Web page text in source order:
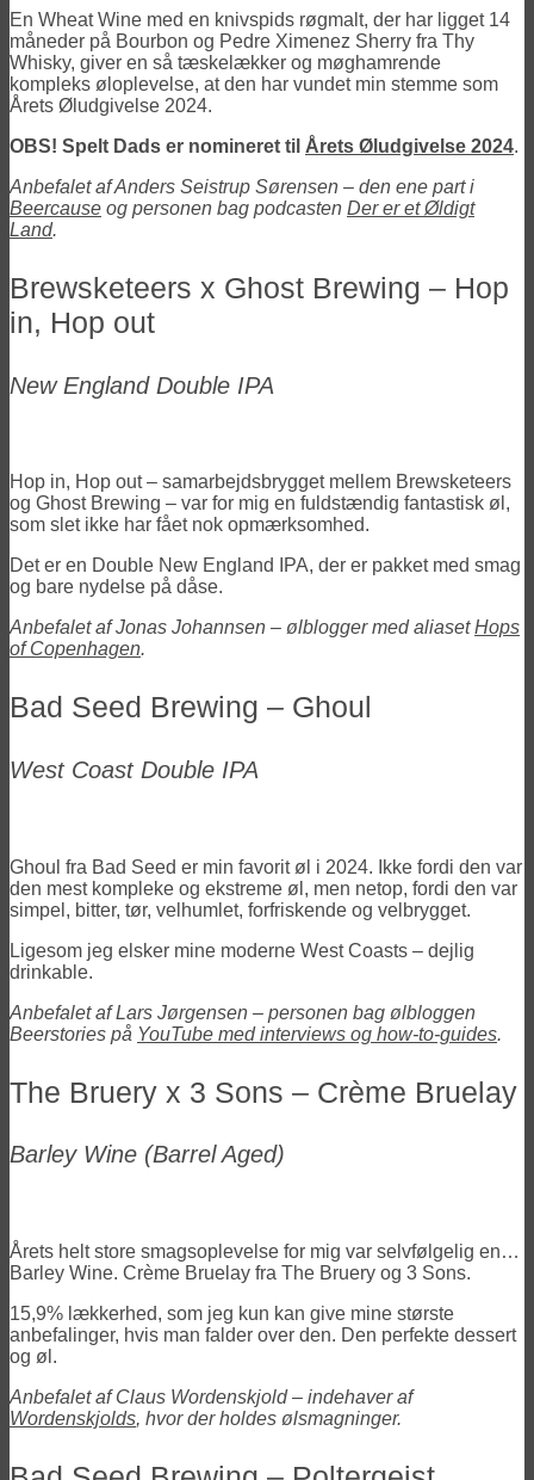
En Wheat Wine med en knivspids røgmalt, der har ligget 14
måneder på Bourbon og Pedre Ximenez Sherry fra Thy
Whisky, giver en så tæskelækker og møghamrende
kompleks øloplevelse, at den har vundet min stemme som
Årets Øludgivelse 2024.
OBS! Spelt Dads er nomineret til Årets Øludgivelse 2024.
Anbefalet af Anders Seistrup Sørensen – den ene part i
Beercause og personen bag podcasten Der er et Øldigt
Land.
Brewsketeers x Ghost Brewing – Hop
in, Hop out
New England Double IPA
Hop in, Hop out – samarbejdsbrygget mellem Brewsketeers
og Ghost Brewing – var for mig en fuldstændig fantastisk øl,
som slet ikke har fået nok opmærksomhed.
Det er en Double New England IPA, der er pakket med smag
og bare nydelse på dåse.
Anbefalet af Jonas Johannsen – ølblogger med aliasetHops
of Copenhagen.
Bad Seed Brewing – Ghoul
West Coast Double IPA
Ghoul fra Bad Seed er min favorit øl i 2024. Ikke fordi den var
den mest kompleke og ekstreme øl, men netop, fordi den var
simpel, bitter, tør, velhumlet, forfriskende og velbrygget.
Ligesom jeg elsker mine moderne West Coasts – dejlig
drinkable.
Anbefalet af Lars Jørgensen – personen bag ølbloggen
Beerstories på YouTube med interviews og how-to-guides.
The Bruery x 3 Sons – Crème Bruelay
Barley Wine (Barrel Aged)
Årets helt store smagsoplevelse for mig var selvfølgelig en…
Barley Wine. Crème Bruelay fra The Bruery og 3 Sons.
15,9% lækkerhed, som jeg kun kan give mine største
anbefalinger, hvis man falder over den. Den perfekte dessert
og øl.
Anbefalet af Claus Wordenskjold – indehaver af
Wordenskjolds, hvor der holdes ølsmagninger.